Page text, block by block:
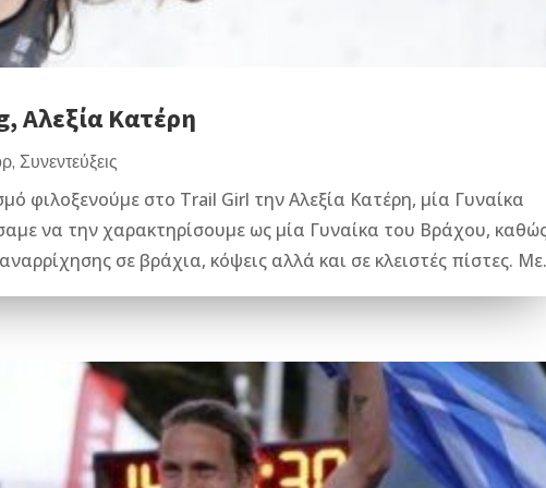
Αλεξία Κατέρη
,Συνεντεύξεις
φιλοξενούμε στο Trail Girl την Αλεξία Κατέρη, μία Γυναίκα
να την χαρακτηρίσουμε ως μία Γυναίκα του Βράχου,
σε βράχια, κόψεις αλλά και σε κλειστές πίστες.